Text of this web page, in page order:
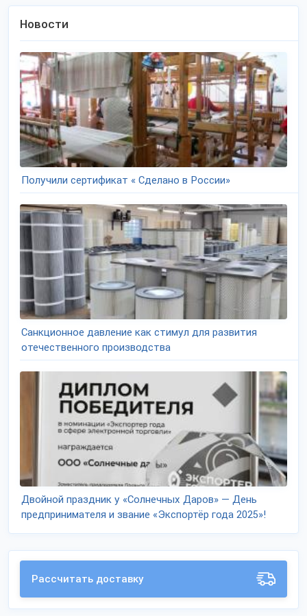
Новости
Получили сертификат « Сделано в России»
Санкционное давление как стимул для развития
отечественного производства
Двойной праздник у «Солнечных Даров» — День
предпринимателя и звание «Экспортёр года 2025»!
Рассчитать доставку